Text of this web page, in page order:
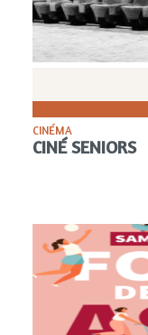
CINÉMA
CINÉ SENIORS